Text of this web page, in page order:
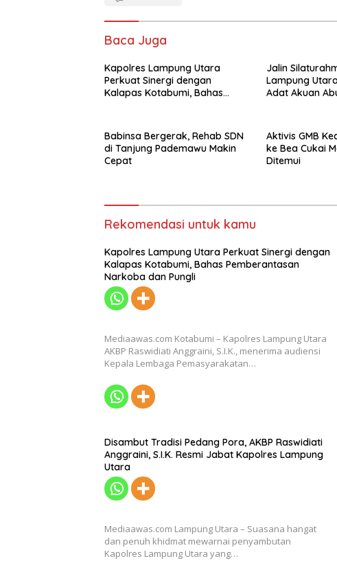
Baca Juga
Kapolres Lampung Utara
Perkuat Sinergi dengan
Kalapas Kotabumi, Bahas
Jalin
Lampung
Adat Akuan
Babinsa Bergerak, Rehab SDN
di Tanjung Pademawu Makin
Cepat
Aktivis GMB
ke Bea Cukai
Ditemui
Rekomendasi untuk kamu
Kapolres Lampung Utara Perkuat Sinergi dengan
Kalapas Kotabumi, Bahas Pemberantasan
Narkoba dan Pungli
Mediaawas.com Kotabumi – Kapolres Lampung Utara
AKBP Raswidiati Anggraini, S.I.K., menerima audiensi
Kepala Lembaga Pemasyarakatan…
Disambut Tradisi Pedang Pora, AKBP Raswidiati
Anggraini, S.I.K. Resmi Jabat Kapolres Lampung
Utara
Mediaawas.com Lampung Utara – Suasana hangat
dan penuh khidmat mewarnai penyambutan
Kapolres Lampung Utara yang…